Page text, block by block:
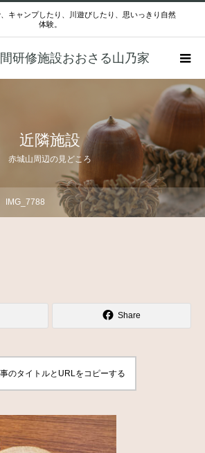
キャンプしたり、川遊びしたり、思いっきり自然
体験。
研修施設おおさる山乃家
近隣施設
赤城山周辺の見どころ
IMG_7788
Share
のタイトルとURLをコピーする